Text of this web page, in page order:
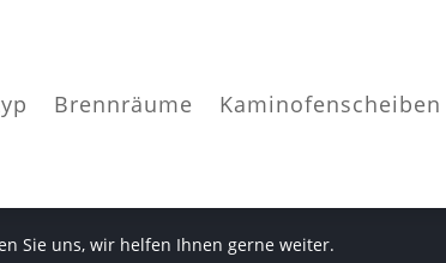
Brennräume Kaminofenscheiben
Sie uns, wir helfen Ihnen gerne weiter.